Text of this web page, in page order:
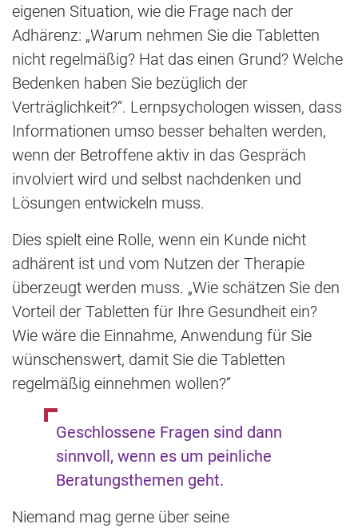
eigenen Situation, wie die Frage nach der
Adhärenz: „Warum nehmen Sie die Tabletten
nicht regelmäßig? Hat das einen Grund? Welche
Bedenken haben Sie bezüglich der
Verträglichkeit?“. Lernpsychologen wissen, dass
Informationen umso besser behalten werden,
wenn der Betroffene aktiv in das Gespräch
involviert wird und selbst nachdenken und
Lösungen entwickeln muss.
Dies spielt eine Rolle, wenn ein Kunde nicht
adhärent ist und vom Nutzen der Therapie
überzeugt werden muss. „Wie schätzen Sie den
Vorteil der Tabletten für Ihre Gesundheit ein?
Wie wäre die Einnahme, Anwendung für Sie
wünschenswert, damit Sie die Tabletten
regelmäßig einnehmen wollen?“
Geschlossene Fragen sind dann
sinnvoll, wenn es um peinliche
Beratungsthemen geht.
Niemand mag gerne über seine